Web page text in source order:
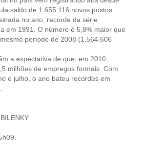
saldo de 1.655.116 novos postos
no ano, recorde da série
em 1991. O número é 5,8% maior que
período de 2008 (1.564.606
a expectativa de que, em 2010,
milhões de empregos formais. Com
e julho, o ano bateu recordes em